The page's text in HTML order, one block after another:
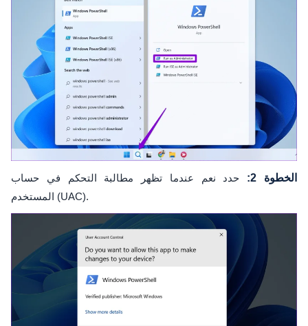
الخطوة 2:
حدد نعم عندما تظهر مطالبة التحكم في حساب
المستخدم (UAC).